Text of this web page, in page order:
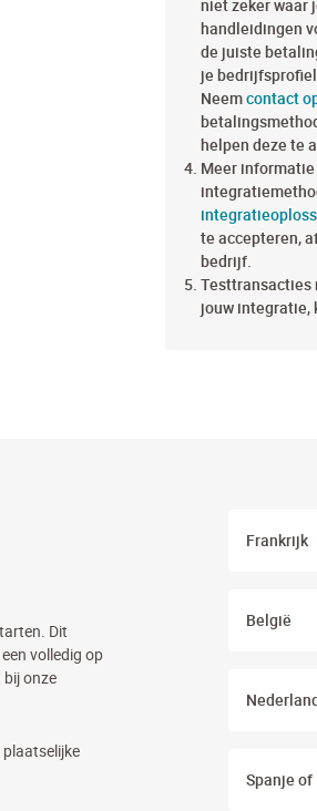
niet zeker waar
handleidingen
de juiste
je
Neemcontact
helpen deze te
Meer
te accepteren,
bedrijf.
Testtransacties
jouw integratie,
Dit
volledig op
onze
Frankrijk
België
Spanje